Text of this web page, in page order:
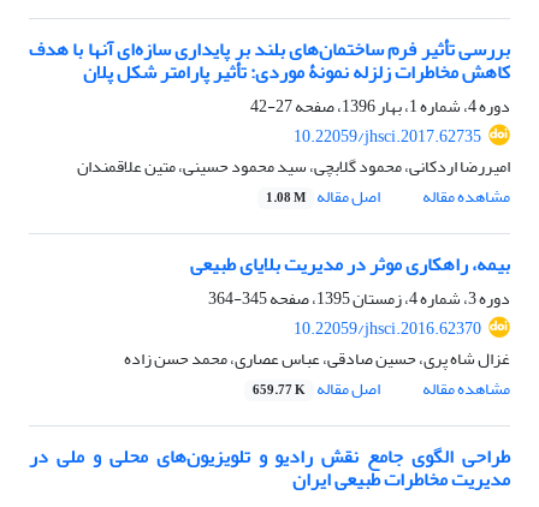
بررسی تأثیر فرم ساختمان‌های بلند بر پایداری سازه‌ای آنها با هدف
کاهش مخاطرات زلزله نمونۀ موردی: تأثیر پارامتر شکل پلان
دوره 4، شماره 1، بهار 1396، صفحه
27-42
10.22059/jhsci.2017.62735
امیررضا اردکانی، محمود گلابچی، سید محمود حسینی، متین علاقمندان
مشاهده مقاله
اصل مقاله 1.08 M
بیمه، راهکاری موثر در مدیریت بلایای طبیعی
دوره 3، شماره 4، زمستان 1395، صفحه
345-364
10.22059/jhsci.2016.62370
غزال شاه پری، حسین صادقی، عباس عصاری، محمد حسن زاده
مشاهده مقاله
اصل مقاله 659.77 K
طراحی الگوی جامع نقش رادیو و تلویزیون‌های محلی و ملی در
مدیریت مخاطرات طبیعی ایران